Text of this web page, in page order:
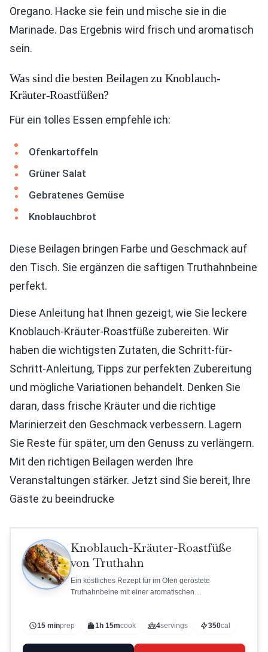
Oregano. Hacke sie fein und mische sie in die
Marinade. Das Ergebnis wird frisch und aromatisch
sein.
Was sind die besten Beilagen zu Knoblauch-
Kräuter-Roastfüßen?
Für ein tolles Essen empfehle ich:
Ofenkartoffeln
Grüner Salat
Gebratenes Gemüse
Knoblauchbrot
Diese Beilagen bringen Farbe und Geschmack auf
den Tisch. Sie ergänzen die saftigen Truthahnbeine
perfekt.
Diese Anleitung hat Ihnen gezeigt, wie Sie leckere
Knoblauch-Kräuter-Roastfüße zubereiten. Wir
haben die wichtigsten Zutaten, die Schritt-für-
Schritt-Anleitung, Tipps zur perfekten Zubereitung
und mögliche Variationen behandelt. Denken Sie
daran, dass frische Kräuter und die richtige
Marinierzeit den Geschmack verbessern. Lagern
Sie Reste für später, um den Genuss zu verlängern.
Mit den richtigen Beilagen werden Ihre
Veranstaltungen stärker. Jetzt sind Sie bereit, Ihre
Gäste zu beeindrucke
Knoblauch-Kräuter-Roastfüße
von Truthahn
Ein köstliches Rezept für im Ofen geröstete
Truthahnbeine mit einer aromatischen
15 minprep 1h 15mcook 4servings 350cal